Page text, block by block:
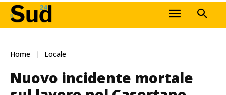
Home Locale
Nuovo incidente mortale